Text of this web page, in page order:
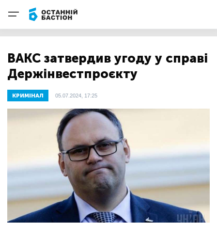
ВАКС затвердив угоду у справі
Держінвестпроєкту
КРИМІНАЛ 05.07.2024, 17:25